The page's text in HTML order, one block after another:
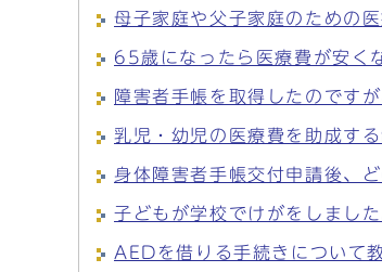
母子家庭や父子家庭のための
65歳になったら医療費が安く
障害者手帳を取得したのです
乳児・幼児の医療費を助成す
身体障害者手帳交付申請後、
子どもが学校でけがをしまし
AEDを借りる手続きについて